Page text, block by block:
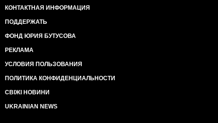
КОНТАКТНАЯ ИНФОРМАЦИЯ
ПОДДЕРЖАТЬ
ФОНД ЮРИЯ БУТУСОВА
РЕКЛАМА
УСЛОВИЯ ПОЛЬЗОВАНИЯ
ПОЛИТИКА КОНФИДЕНЦИАЛЬНОСТИ
СВІЖІ НОВИНИ
UKRAINIAN NEWS